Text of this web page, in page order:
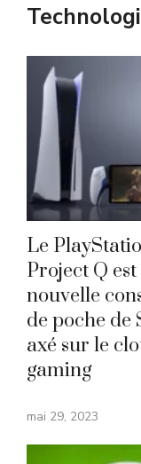
Le
Project Q
nouvelle
de poche de
axé sur le
gaming
mai 29, 2023